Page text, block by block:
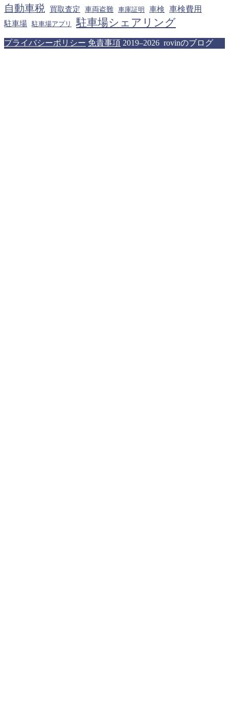
自動車税 買取査定 車両盗難 車庫証明 車検 車検費用
駐車場 駐車場アプリ 駐車場シェアリング
プライバシーポリシー 免責事項 2019–2026 rovinのブログ